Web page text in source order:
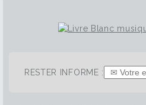
RESTER INFORME :